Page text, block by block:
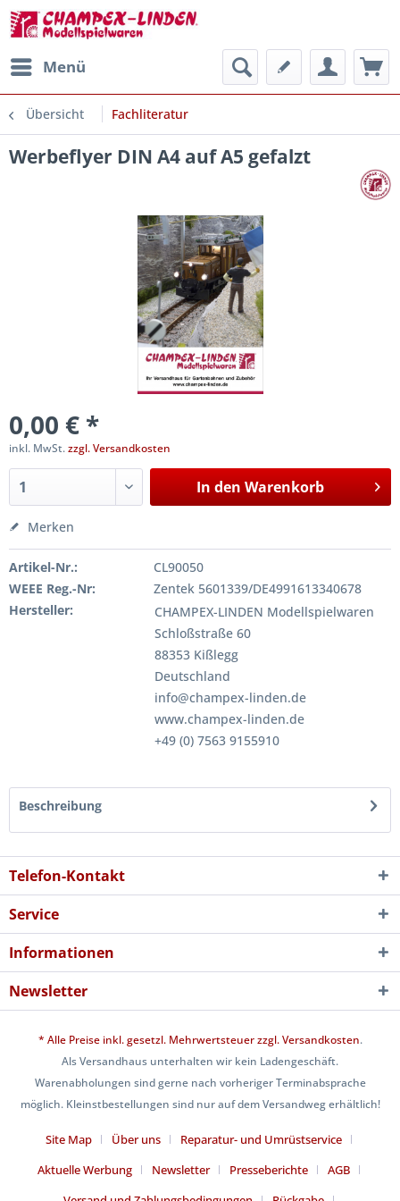
Menü
Übersicht Fachliteratur
Werbeflyer DIN A4 auf A5 gefalzt
0,00 € *
inkl. MwSt.zzgl. Versandkosten
In den Warenkorb
Merken
Artikel-Nr.:
CL90050
WEEE Reg.-Nr:
Zentek 5601339/DE4991613340678
Hersteller:
CHAMPEX-LINDEN Modellspielwaren
Schloßstraße 60
88353 Kißlegg
Deutschland
info@champex-linden.de
www.champex-linden.de
+49 (0) 7563 9155910
Beschreibung
Telefon-Kontakt
Service
Informationen
Newsletter
* Alle Preise inkl. gesetzl. Mehrwertsteuer zzgl.Versandkosten.
Als Versandhaus unterhalten wir kein Ladengeschäft.
Warenabholungen sind gerne nach vorheriger Terminabsprache
möglich. Kleinstbestellungen sind nur auf dem Versandweg erhältlich!
Site Map Über uns
Reparatur- und Umrüstservice
Aktuelle Werbung
Newsletter Presseberichte
AGB